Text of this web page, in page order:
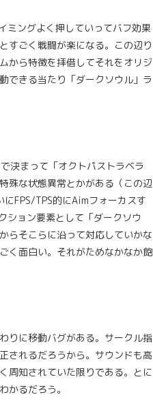
ミングよく押していってバフ効果
すごく戦闘が楽になる。この辺り
から特徴を拝借してそれをオリジ
できる当たり「ダークソウル」ラ
決まって「オクトパストラベラ
殊な状態異常とかがある（この辺
FPS/TPS的にAimフォーカスす
ション要素として「ダークソウ
らそこらに沿って対応していかな
く面白い。それがためなかなか飽
りに移動バグがある。サークル指
されるだろうから。サウンドも高
周知されていた限りである。とに
かるだろう。